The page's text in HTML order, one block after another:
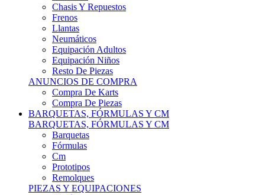
Chasis Y Repuestos
Frenos
Llantas
Neumáticos
Equipación Adultos
Equipación Niños
Resto De Piezas
ANUNCIOS DE COMPRA
Compra De Karts
Compra De Piezas
BARQUETAS, FÓRMULAS Y CM
BARQUETAS, FÓRMULAS Y CM
Barquetas
Fórmulas
Cm
Prototipos
Remolques
PIEZAS Y EQUIPACIONES